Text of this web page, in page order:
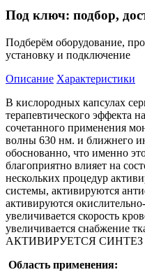
Под ключ: подбор,
Подберём оборудование,
установку и подключение
Описание Характеристики
В кислородных капсулах
терапевтического эффекта
сочетанного применения
волны 630 нм. и ближнего
обоснованно, что именно
благоприятно влияет на
нескольких процедур
системы, активируются
активируются
увеличивается скорость
увеличивается снабжение
АКТИВИРУЕТСЯ
Область применения: